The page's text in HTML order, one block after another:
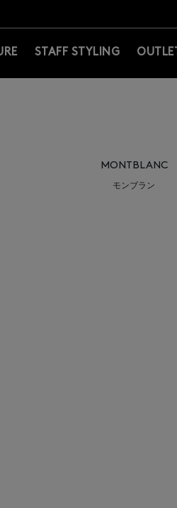
STAFF STYLING OUTLET
MONTBLANC
モンブラン